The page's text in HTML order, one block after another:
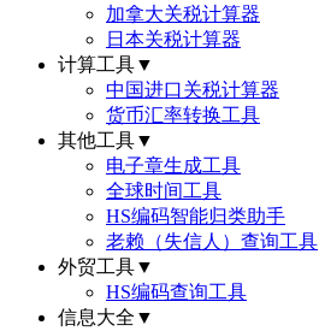
加拿大关税计算器
日本关税计算器
计算工具▼
中国进口关税计算器
货币汇率转换工具
其他工具▼
电子章生成工具
全球时间工具
HS编码智能归类助手
老赖（失信人）查询工具
外贸工具▼
HS编码查询工具
信息大全 ▼